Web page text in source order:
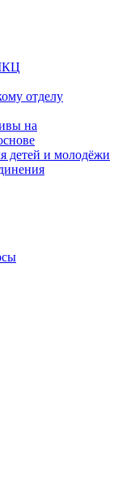
отделу
на
детей и молодёжи